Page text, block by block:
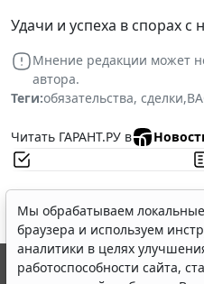
Удачи и успеха в спорах
Мнение редакции может
автора.
Теги:обязательства, сделки,
Читать ГАРАНТ.РУ в
Мы обрабатываем
браузера и используем
аналитики в целях
работоспособности сайта,